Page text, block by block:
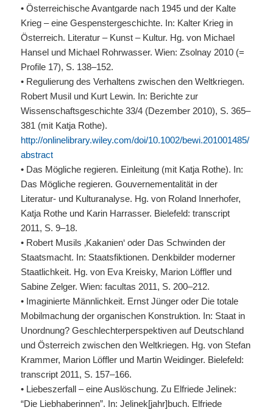
• Österreichische Avantgarde nach 1945 und der Kalte
Krieg – eine Gespenstergeschichte. In: Kalter Krieg in
Österreich. Literatur – Kunst – Kultur. Hg. von Michael
Hansel und Michael Rohrwasser. Wien: Zsolnay 2010 (=
Profile 17), S. 138–152.
• Regulierung des Verhaltens zwischen den Weltkriegen.
Robert Musil und Kurt Lewin. In: Berichte zur
Wissenschaftsgeschichte 33/4 (Dezember 2010), S. 365–
381 (mit Katja Rothe).
http://onlinelibrary.wiley.com/doi/10.1002/bewi.201001485/
abstract
• Das Mögliche regieren. Einleitung (mit Katja Rothe). In:
Das Mögliche regieren. Gouvernementalität in der
Literatur- und Kulturanalyse. Hg. von Roland Innerhofer,
Katja Rothe und Karin Harrasser. Bielefeld: transcript
2011, S. 9–18.
• Robert Musils ‚Kakanien‘ oder Das Schwinden der
Staatsmacht. In: Staatsfiktionen. Denkbilder moderner
Staatlichkeit. Hg. von Eva Kreisky, Marion Löffler und
Sabine Zelger. Wien: facultas 2011, S. 200–212.
• Imaginierte Männlichkeit. Ernst Jünger oder Die totale
Mobilmachung der organischen Konstruktion. In: Staat in
Unordnung? Geschlechterperspektiven auf Deutschland
und Österreich zwischen den Weltkriegen. Hg. von Stefan
Krammer, Marion Löffler und Martin Weidinger. Bielefeld:
transcript 2011, S. 157–166.
• Liebeszerfall – eine Auslöschung. Zu Elfriede Jelinek:
“Die Liebhaberinnen”. In: Jelinek[jahr]buch. Elfriede